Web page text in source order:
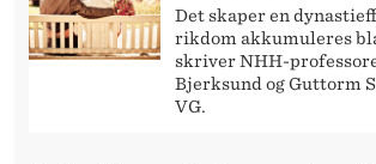
Det skaper en
rikdom akkumuleres
skriver NHH-
Bjerksund og Guttorm
VG.